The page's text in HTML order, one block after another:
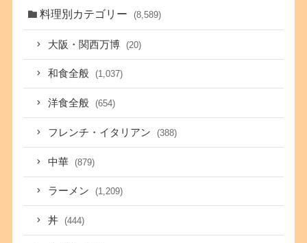
料理別カテゴリー (8,589)
大阪・関西万博 (20)
和食全般 (1,037)
洋食全般 (654)
フレンチ・イタリアン (388)
中華 (879)
ラーメン (1,209)
丼 (444)